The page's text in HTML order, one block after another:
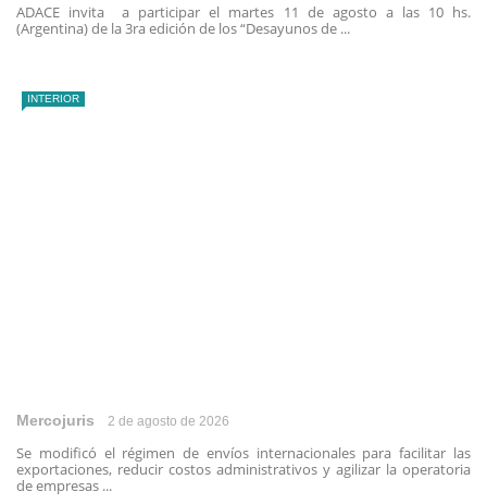
ADACE invita a participar el martes 11 de agosto a las 10 hs.
(Argentina) de la 3ra edición de los “Desayunos de ...
INTERIOR
Mercojuris 2 de agosto de 2026
Se modificó el régimen de envíos internacionales para facilitar las
exportaciones, reducir costos administrativos y agilizar la operatoria
de empresas ...